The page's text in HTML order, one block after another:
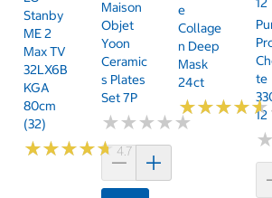
Stanby
ME 2
Max TV
32LX6B
KGA
80cm
(32)
★★★★★
★★★★★4.7 (7)
Maison
Objet
Yoon
Ceramic
S Plates
Set 7P
★★★★★
★★★★★
E
Collage
N Deep
Mask
24ct
★★★★★
★★★★★
Te
12
★
★